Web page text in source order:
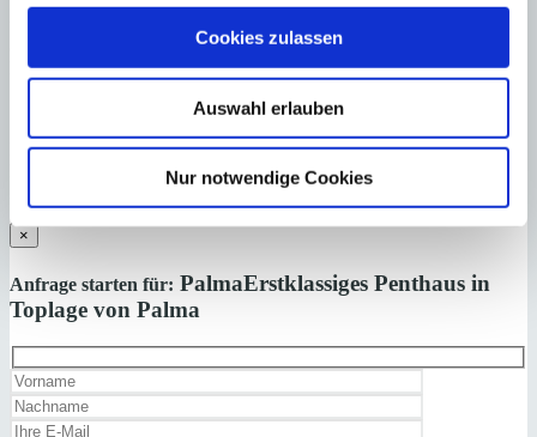
Cookies zulassen
Auswahl erlauben
Nur notwendige Cookies
angegebenen Preise enthalten nicht die vom Käufer zu tragenden
Nebenkosten wie Steuern, Notar-, Grundbuch- und Gestoriakosten.
Laden Sie sich hier den Immobilien-Katalog “HOMEPAGES” von
Minkner & Bonitz herunter.
Auf 124 Seiten finden Sie die aktuellen Immobilien-Angebote.
×
Anfrage starten für: PalmaErstklassiges Penthaus in
Toplage von Palma